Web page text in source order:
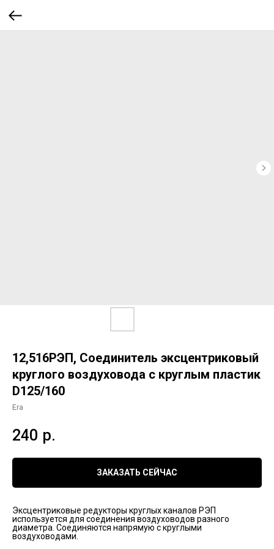
12,516РЭП, Соединитель эксцентриковый
круглого воздуховода с круглым пластик
D125/160
Era
240 р.
ЗАКАЗАТЬ СЕЙЧАС
Эксцентриковые редукторы круглых каналов РЭП
используется для соединения воздуховодов разного
диаметра. Соединяются напрямую с круглыми
воздуховодами.